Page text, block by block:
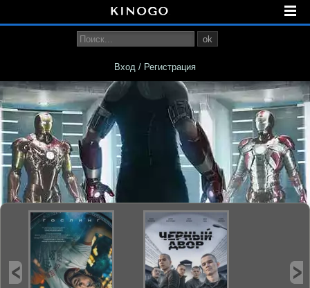
ok
Вход / Регистрация